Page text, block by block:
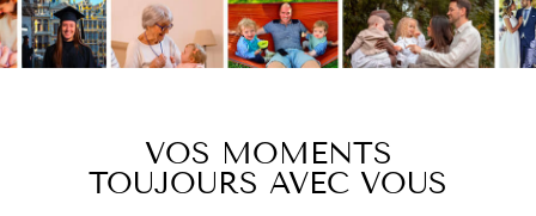
VOS MOMENTS
TOUJOURS AVEC VOUS